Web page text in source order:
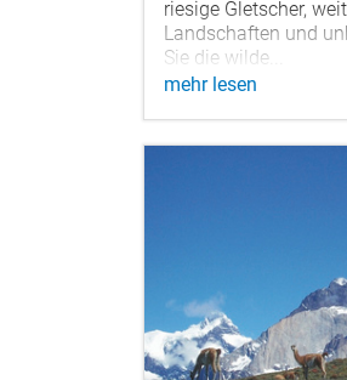
riesige Gletscher,
Landschaften und
Sie die wilde...
mehr lesen